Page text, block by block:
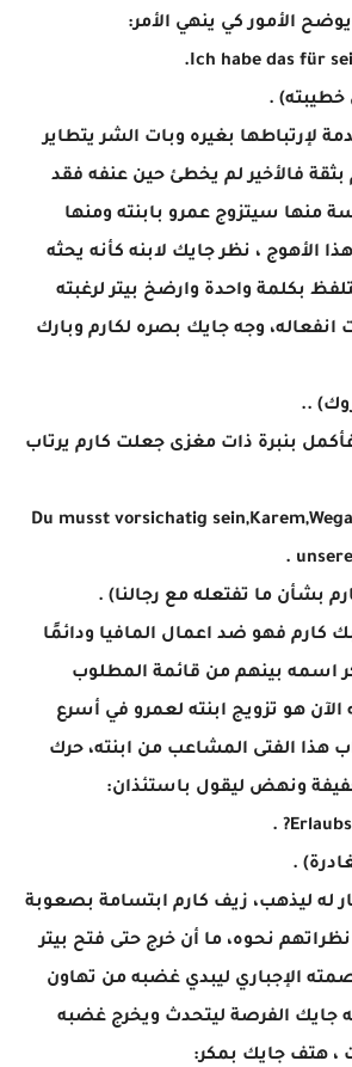
الأمور كي ينهي الأمر:
.
لإرتباطها بغيره وبات الشر يتطاير
بثقة فالأخير لم يخطئ حين عنفه فقد
منها سيتزوج عمرو بابنته ومنها
، نظر جايك لابنه كأنه يحثه
بكلمة واحدة وارضخ بيتر لرغبته
انفعاله، وجه جايك بصره لكارم وبارك
بنبرة ذات مغزى جعلت كارم يرتاب
- Du musst vorsichatig
بشأن ما تفتعله مع رجالنا) .
كارم فهو ضد اعمال المافيا ودائمًا
اسمه بينهم من قائمة المطلوب
هو تزويج ابنته لعمرو في أسرع
هذا الفتى المشاعب من ابنته، حرك
ونهض ليقول باستئذان:
.
له ليذهب، زيف كارم ابتسامة بصعوبة
نحوه، ما أن خرج حتى فتح بيتر
الإجباري ليبدي غضبه من تهاون
جايك الفرصة ليتحدث ويخرج غضبه
، هتف جايك بمكر: